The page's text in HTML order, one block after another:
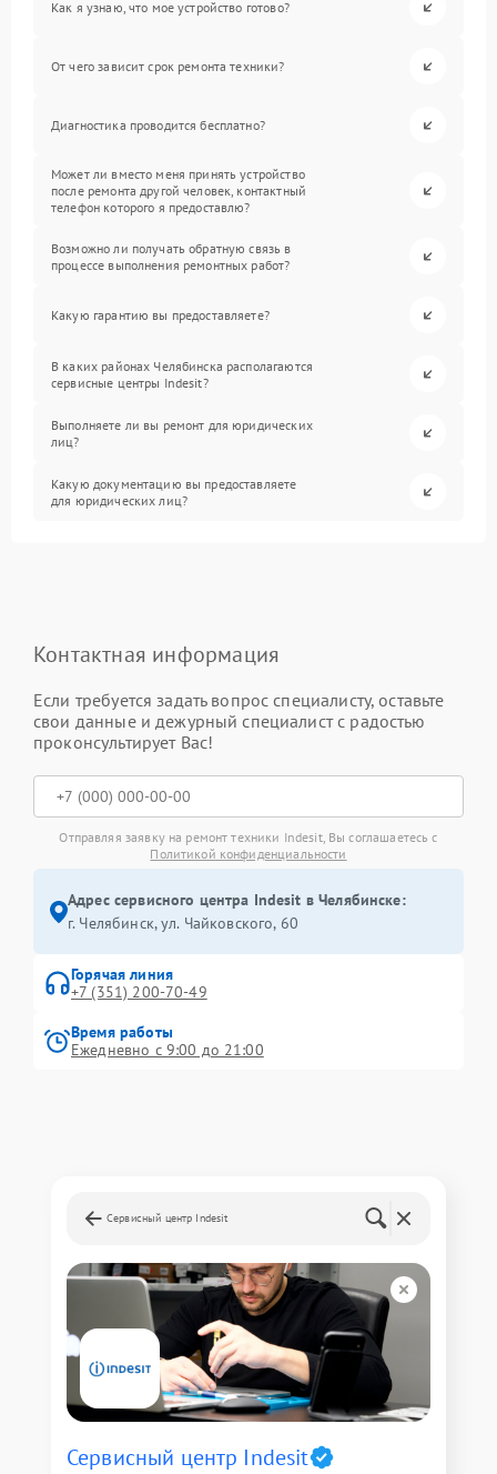
Как я узнаю, что мое устройство готово?
От чего зависит срок ремонта техники?
Диагностика проводится бесплатно?
Может ли вместо меня принять устройство
после ремонта другой человек, контактный
телефон которого я предоставлю?
Возможно ли получать обратную связь в
процессе выполнения ремонтных работ?
Какую гарантию вы предоставляете?
В каких районах Челябинска располагаются
сервисные центры Indesit?
Выполняете ли вы ремонт для юридических
лиц?
Какую документацию вы предоставляете
для юридических лиц?
Контактная информация
Если требуется задать вопрос специалисту, оставьте
свои данные и дежурный специалист с радостью
проконсультирует Вас!
Отправляя заявку на ремонт техники Indesit, Вы соглашаетесь с
Политикой конфиденциальности
Адрес сервисного центра Indesit в Челябинске:
г. Челябинск, ул. Чайковского, 60
Горячая линия
+7 (351) 200-70-49
Время работы
Ежедневно с 9:00 до 21:00
Сервисный центр Indesit
Сервисный центр Indesit